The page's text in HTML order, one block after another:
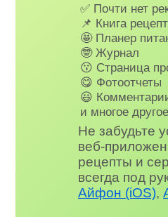
✅ Почти нет
📌 Книга
🤩 Планер
🤓 Журнал
😗 Страница
😋 Фотоотчеты
😃
и многое
Не забудьте
веб-
рецепты и
всегда под
Айфон (iOS),